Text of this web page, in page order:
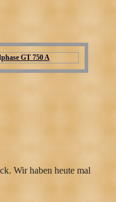
GT 750 A
Wir haben heute mal